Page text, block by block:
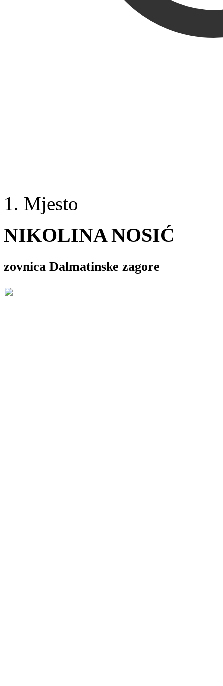
1. Mjesto
NIKOLINA NOSIĆ
zovnica Dalmatinske zagore